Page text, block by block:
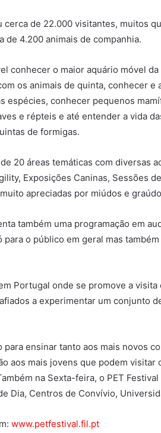
de 22.000 visitantes, muitos
de 4.200 animais de companhia.
conhecer o maior aquário móvel da
os animais de quinta, conhecer e
espécies, conhecer pequenos
e répteis e até entender a vida
de formigas.
20 áreas temáticas com diversas
Exposições Caninas, Sessões
apreciadas por miúdos e
também uma programação em
o público em geral mas
Portugal onde se promove a visita
a experimentar um conjunto
ensinar tanto aos mais novos
aos mais jovens que podem visitar
na Sexta-feira, o PET
Dia, Centros de Convívio,
www.petfestival.fil.pt